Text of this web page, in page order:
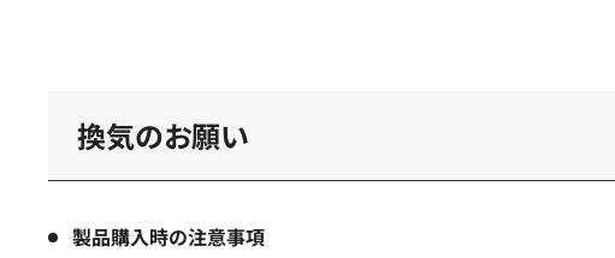
換気のお願い
製品購入時の注意事項